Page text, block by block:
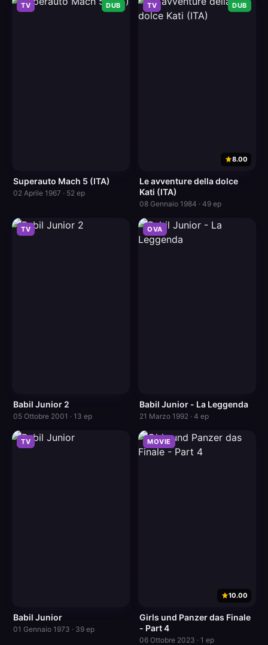
TV DUB
Superauto Mach 5 (ITA)
02 Aprile 1967 · 52 ep
TV DUB
8.00
Le avventure della dolce
Kati (ITA)
08 Gennaio 1984 · 49 ep
TV
Babil Junior 2
05 Ottobre 2001 · 13 ep
OVA
Babil Junior - La Leggenda
21 Marzo 1992 · 4 ep
TV
Babil Junior
01 Gennaio 1973 · 39 ep
MOVIE
10.00
Girls und Panzer das Finale
- Part 4
06 Ottobre 2023 · 1 ep